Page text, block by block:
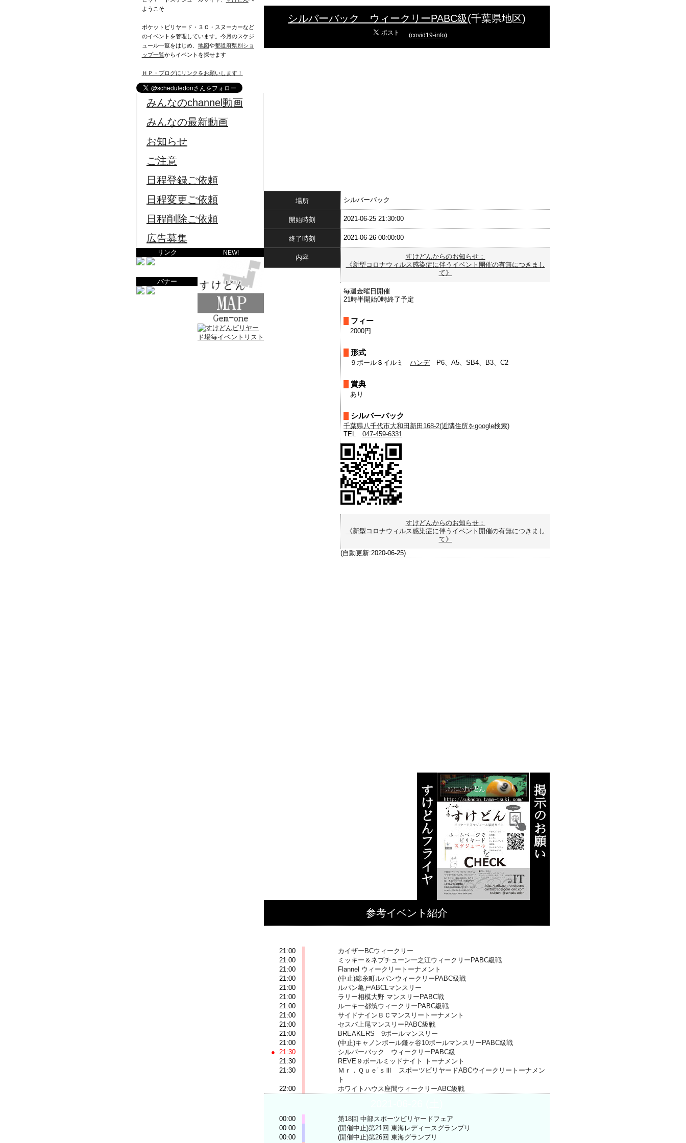
ようこそ
ポケットビリヤード・３Ｃ・スヌーカーなど
のイベントを管理しています。今月のスケジ
ュール一覧をはじめ、 地図や都道府県別ショ
ップ一覧からイベントを探せます
ＨＰ・ブログにリンクをお願いします！
みんなのchannel動画
みんなの最新動画
お知らせ
ご注意
日程登録ご依頼
日程変更ご依頼
日程削除ご依頼
広告募集
リンク
バナー
NEW!
シルバーバック ウィークリーPABC級(千葉県地区)
(covid19-info)
場所 シルバーバック
開始時刻 2021-06-25 21:30:00
終了時刻 2021-06-26 00:00:00
内容
すけどんからのお知らせ：
《新型コロナウィルス感染症に伴うイベント開催の有無につきまし
て》
毎週金曜日開催
21時半開始0時終了予定
フィー
2000円
形式
９ボールＳイルミ ハンデP6、A5、SB4、B3、C2
賞典
あり
シルバーバック
千葉県八千代市大和田新田168-2(近隣住所をgoogle検索)
TEL 047-459-6331
すけどんからのお知らせ：
《新型コロナウィルス感染症に伴うイベント開催の有無につきまし
て》
(自動更新:2020-06-25)
参考イベント紹介
21:00
カイザーBCウィークリー
21:00
ミッキー＆ネプチューン一之江ウィークリーPABC級戦
21:00
Flannel ウィークリートーナメント
21:00
(中止)錦糸町ルパンウィークリーPABC級戦
21:00
ルパン亀戸ABCLマンスリー
21:00
ラリー相模大野 マンスリーPABC戦
21:00
ルーキー都筑ウィークリーPABC級戦
21:00
サイドナインＢＣマンスリートーナメント
21:00
セスパ上尾マンスリーPABC級戦
21:00
BREAKERS 9ボールマンスリー
21:00
(中止)キャノンボール鎌ヶ谷10ボールマンスリーPABC級戦
21:30
シルバーバック ウィークリーPABC級
21:30
REVE９ボールミッドナイト トーナメント
21:30
Ｍｒ．Ｑｕｅ’ｓⅢ スポーツビリヤードABCウイークリートーナメン
ト
22:00
ホワイトハウス座間ウィークリーABC級戦
00:00
第18回 中部スポーツビリヤードフェア
00:00
(開催中止)第21回 東海レディースグランプリ
00:00
(開催中止)第26回 東海グランプリ